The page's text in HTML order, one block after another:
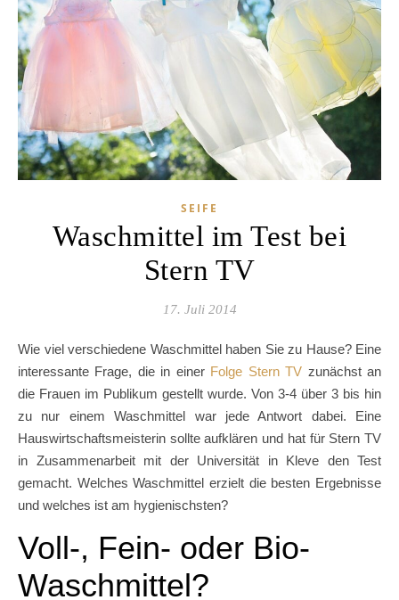
SEIFE
Waschmittel im Test bei
Stern TV
17. Juli 2014
Wie viel verschiedene Waschmittel haben Sie zu Hause? Eine
interessante Frage, die in einer Folge Stern TV zunächst an
die Frauen im Publikum gestellt wurde. Von 3-4 über 3 bis hin
zu nur einem Waschmittel war jede Antwort dabei. Eine
Hauswirtschaftsmeisterin sollte aufklären und hat für Stern TV
in Zusammenarbeit mit der Universität in Kleve den Test
gemacht. Welches Waschmittel erzielt die besten Ergebnisse
und welches ist am hygienischsten?
Voll-, Fein- oder Bio-
Waschmittel?